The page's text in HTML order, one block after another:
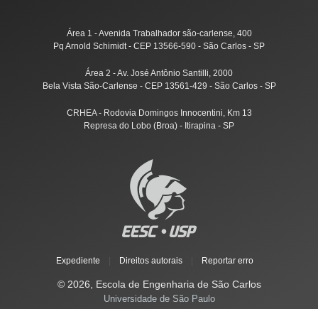
Área 1 - Avenida Trabalhador são-carlense, 400
Pq Arnold Schimidt - CEP 13566-590 - São Carlos - SP
Área 2 - Av. José Antônio Santilli, 2000
Bela Vista São-Carlense - CEP 13561-429 - São Carlos - SP
CRHEA - Rodovia Domingos Innocentini, Km 13
Represa do Lobo (Broa) - Itirapina - SP
Expediente Direitos autorais Reportar erro
© 2026, Escola de Engenharia de São Carlos
Universidade de São Paulo